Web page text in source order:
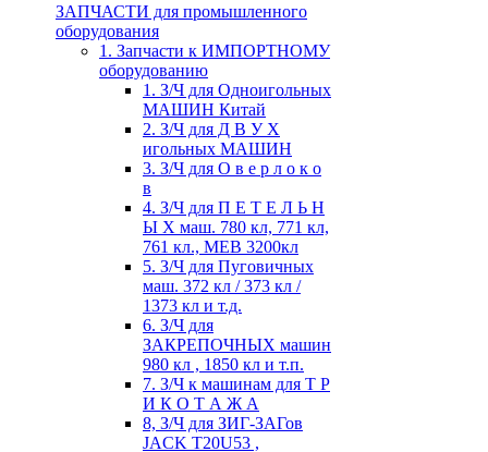
ЗАПЧАСТИ для промышленного
оборудования
1. Запчасти к ИМПОРТНОМУ
оборудованию
1. З/Ч для Одноигольных
МАШИН Китай
2. З/Ч для Д В У Х
игольных МАШИН
3. З/Ч для О в е р л о к о
в
4. З/Ч для П Е Т Е Л Ь Н
Ы Х маш. 780 кл, 771 кл,
761 кл., MEB 3200кл
5. З/Ч для Пуговичных
маш. 372 кл / 373 кл /
1373 кл и т.д.
6. З/Ч для
ЗАКРЕПОЧНЫХ машин
980 кл , 1850 кл и т.п.
7. З/Ч к машинам для Т Р
И К О Т А Ж А
8, З/Ч для ЗИГ-ЗАГов
JACK Т20U53 ,